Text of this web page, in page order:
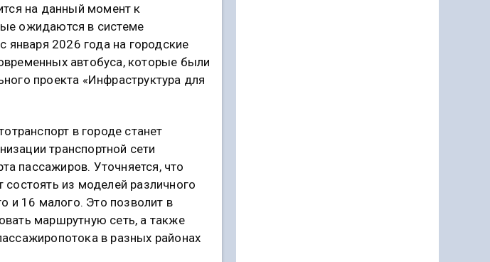
на данный момент к
ожидаются в системе
января 2026 года на городские
автобуса, которые были
проекта «Инфраструктура для
в городе станет
транспортной сети
пассажиров. Уточняется, что
из моделей различного
и 16 малого. Это позволит в
маршрутную сеть, а также
в разных районах